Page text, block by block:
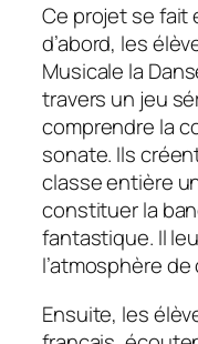
Ce projet se fait
d’abord, les
Musicale la
travers un jeu
comprendre la
sonate. Ils
classe entière
constituer la
fantastique. Il
l’atmosphère
Ensuite, les